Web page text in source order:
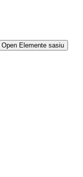
Open Elemente sasiu